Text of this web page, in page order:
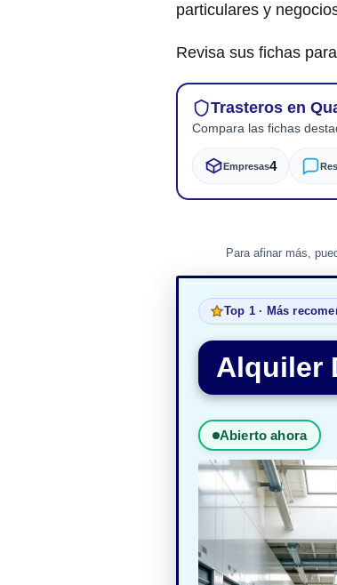
particulares y
Revisa sus fichas
Trasteros en
Compara las fichas
Empresas4
Para afinar más,
Top 1 · Más
Alquiler
Abierto ahora